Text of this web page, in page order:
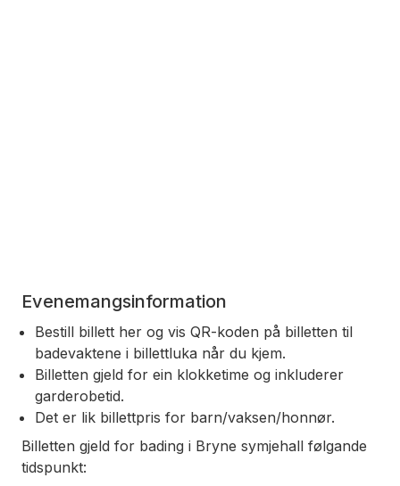
Evenemangsinformation
Bestill billett her og vis QR-koden på billetten til
badevaktene i billettluka når du kjem.
Billetten gjeld for ein klokketime og inkluderer
garderobetid.
Det er lik billettpris for barn/vaksen/honnør.
Billetten gjeld for bading i Bryne symjehall følgande
tidspunkt: